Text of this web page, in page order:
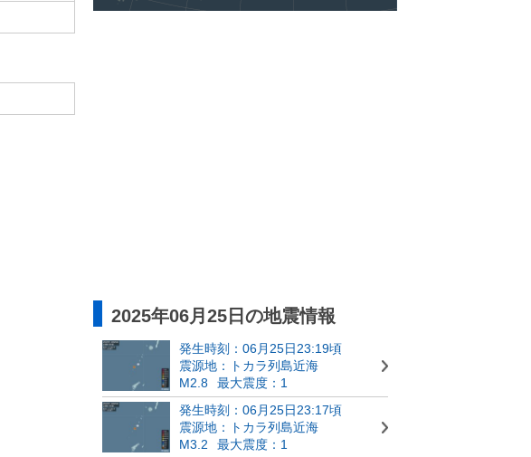
2025年06月25日の地震情報
発生時刻：06月25日23:19頃
震源地：トカラ列島近海
M2.8
最大震度：1
発生時刻：06月25日23:17頃
震源地：トカラ列島近海
M3.2
最大震度：1